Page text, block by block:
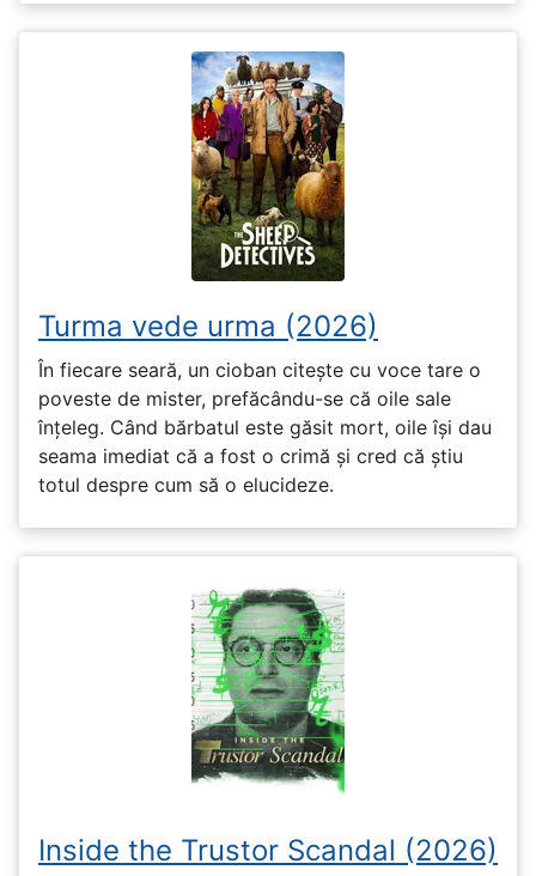
Turma vede urma (2026)
În fiecare seară, un cioban citește cu voce tare o
poveste de mister, prefăcându-se că oile sale
înțeleg. Când bărbatul este găsit mort, oile își dau
seama imediat că a fost o crimă și cred că știu
totul despre cum să o elucideze.
Inside the Trustor Scandal (2026)